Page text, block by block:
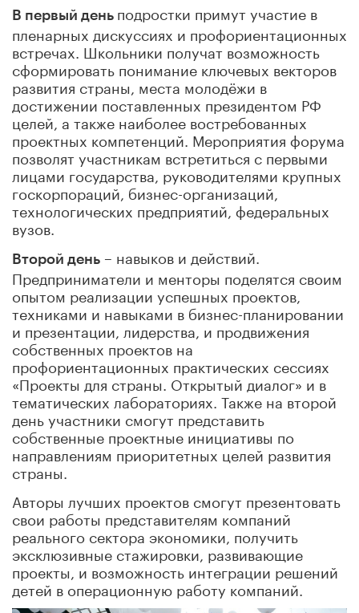
В первый день подростки примут участие в
пленарных дискуссиях и профориентационных
встречах. Школьники получат возможность
сформировать понимание ключевых векторов
развития страны, места молодёжи в
достижении поставленных президентом РФ
целей, а также наиболее востребованных
проектных компетенций. Мероприятия форума
позволят участникам встретиться с первыми
лицами государства, руководителями крупных
госкорпораций, бизнес-организаций,
технологических предприятий, федеральных
вузов.
Второй день – навыков и действий.
Предприниматели и менторы поделятся своим
опытом реализации успешных проектов,
техниками и навыками в бизнес-планировании
и презентации, лидерства, и продвижения
собственных проектов на
профориентационных практических сессиях
«Проекты для страны. Открытый диалог» и в
тематических лабораториях. Также на второй
день участники смогут представить
собственные проектные инициативы по
направлениям приоритетных целей развития
страны.
Авторы лучших проектов смогут презентовать
свои работы представителям компаний
реального сектора экономики, получить
эксклюзивные стажировки, развивающие
проекты, и возможность интеграции решений
детей в операционную работу компаний.